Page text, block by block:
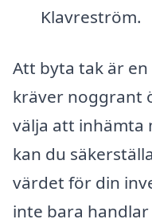
Klavreström.
Att byta tak är
kräver noggrant
välja att inhämta
kan du
värdet för din
inte bara